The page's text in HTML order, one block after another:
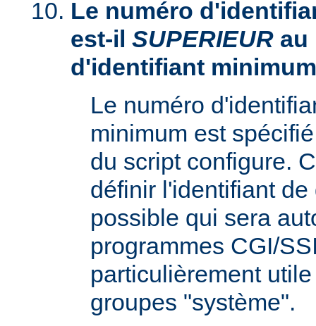
Le numéro
est-il SUPERIEUR au
d'identifiant
Le numéro
minimum est
du script configure.
définir l'identifiant
possible qui sera
programmes CGI/
particulièrement
groupes "système".